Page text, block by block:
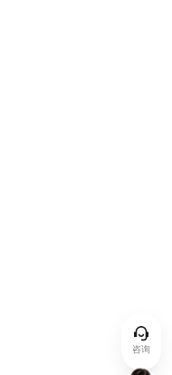
咨询